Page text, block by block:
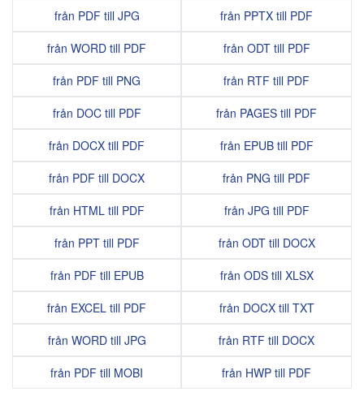
från PDF till JPG
från WORD till PDF
från PDF till PNG
från DOC till PDF
från DOCX till PDF
från PDF till DOCX
från HTML till PDF
från PPT till PDF
från PDF till EPUB
från EXCEL till PDF
från WORD till JPG
från PDF till MOBI
från PPTX till PDF
från ODT till PDF
från RTF till PDF
från PAGES till PDF
från EPUB till PDF
från PNG till PDF
från JPG till PDF
från ODT till DOCX
från ODS till XLSX
från DOCX till TXT
från RTF till DOCX
från HWP till PDF